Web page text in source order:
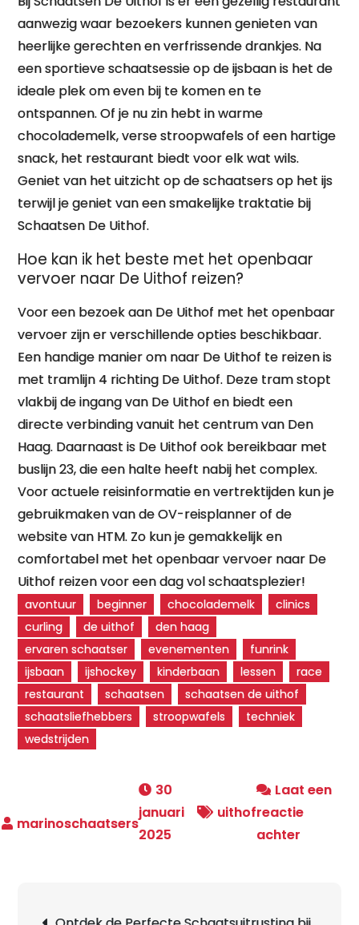
aanwezig waar bezoekers kunnen genieten van
heerlijke gerechten en verfrissende drankjes. Na
een sportieve schaatsessie op de ijsbaan is het de
ideale plek om even bij te komen en te
ontspannen. Of je nu zin hebt in warme
chocolademelk, verse stroopwafels of een hartige
snack, het restaurant biedt voor elk wat wils.
Geniet van het uitzicht op de schaatsers op het ijs
terwijl je geniet van een smakelijke traktatie bij
Schaatsen De Uithof.
Hoe kan ik het beste met het openbaar
vervoer naar De Uithof reizen?
Voor een bezoek aan De Uithof met het openbaar
vervoer zijn er verschillende opties beschikbaar.
Een handige manier om naar De Uithof te reizen is
met tramlijn 4 richting De Uithof. Deze tram stopt
vlakbij de ingang van De Uithof en biedt een
directe verbinding vanuit het centrum van Den
Haag. Daarnaast is De Uithof ook bereikbaar met
buslijn 23, die een halte heeft nabij het complex.
Voor actuele reisinformatie en vertrektijden kun je
gebruikmaken van de OV-reisplanner of de
website van HTM. Zo kun je gemakkelijk en
comfortabel met het openbaar vervoer naar De
Uithof reizen voor een dag vol schaatsplezier!
avontuur beginner chocolademelk
clinics
curling
de uithof
den haag
ervaren schaatser
evenementen
funrink
ijsbaan
ijshockey kinderbaan lessen
race
restaurant
schaatsen
schaatsen de uithof
schaatsliefhebbers
stroopwafels
techniek
wedstrijden
30
januari
2025
uithof
Laat een
reactie
achterop